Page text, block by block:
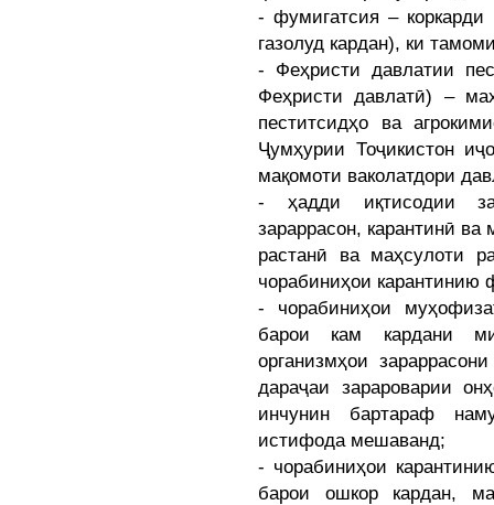
- фумигатсия –
газолуд кардан), ки
- Феҳристи давлатии
Феҳристи давлатӣ) –
пеститсидҳо ва
Ҷумҳурии Тоҷикистон
мақомоти ваколатдори
- ҳадди иқтисодии
зараррасон, карантинӣ
растанӣ ва маҳсулоти
чорабиниҳои карантинию
- чорабиниҳои
барои кам кардани
организмҳои
дараҷаи зарароварии
инчунин бартараф
истифода мешаванд;
- чорабиниҳои
барои ошкор кардан,